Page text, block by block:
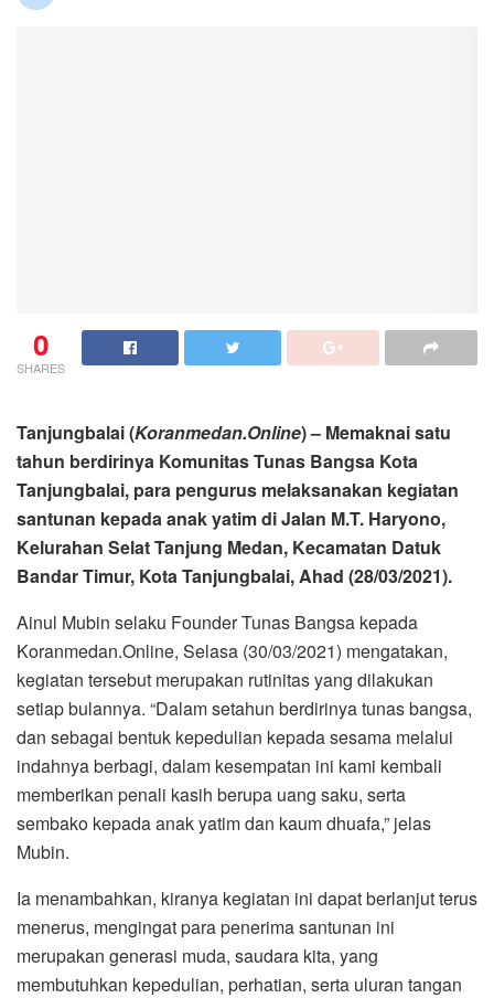
0
SHARES
Tanjungbalai (Koranmedan.Online) – Memaknai satu
tahun berdirinya Komunitas Tunas Bangsa Kota
Tanjungbalai, para pengurus melaksanakan kegiatan
santunan kepada anak yatim di Jalan M.T. Haryono,
Kelurahan Selat Tanjung Medan, Kecamatan Datuk
Bandar Timur, Kota Tanjungbalai, Ahad (28/03/2021).
Ainul Mubin selaku Founder Tunas Bangsa kepada
Koranmedan.Online, Selasa (30/03/2021) mengatakan,
kegiatan tersebut merupakan rutinitas yang dilakukan
setiap bulannya. “Dalam setahun berdirinya tunas bangsa,
dan sebagai bentuk kepedulian kepada sesama melalui
indahnya berbagi, dalam kesempatan ini kami kembali
memberikan penali kasih berupa uang saku, serta
sembako kepada anak yatim dan kaum dhuafa,” jelas
Mubin.
Ia menambahkan, kiranya kegiatan ini dapat berlanjut terus
menerus, mengingat para penerima santunan ini
merupakan generasi muda, saudara kita, yang
membutuhkan kepedulian, perhatian, serta uluran tangan